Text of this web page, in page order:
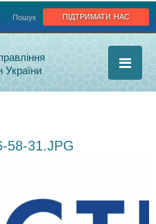
підтримати нас
Пошук
України
58-31.JPG